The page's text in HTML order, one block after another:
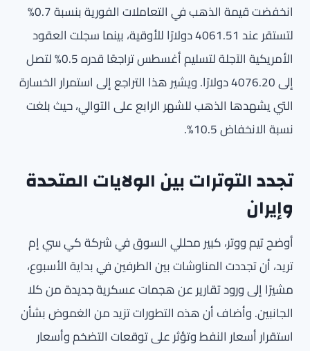
انخفضت قيمة الذهب في التعاملات الفورية بنسبة 0.7%
لتستقر عند 4061.51 دولارًا للأوقية، بينما سجلت العقود
الأمريكية الآجلة لتسليم أغسطس تراجعًا قدره 0.5% لتصل
إلى 4076.20 دولارًا. ويشير هذا التراجع إلى استمرار الخسارة
التي يشهدها الذهب للشهر الرابع على التوالي، حيث بلغت
نسبة الانخفاض 10.5%.
تجدد التوترات بين الولايات المتحدة
وإيران
أوضح تيم ووتر، كبير محللي السوق في شركة كي سي إم
تريد، أن تجددت المناوشات بين الطرفين في بداية الأسبوع،
مشيرًا إلى ورود تقارير عن هجمات عسكرية جديدة من كلا
الجانبين. وأضاف أن هذه التطورات تزيد من الغموض بشأن
استقرار أسعار النفط وتؤثر على توقعات التضخم وأسعار